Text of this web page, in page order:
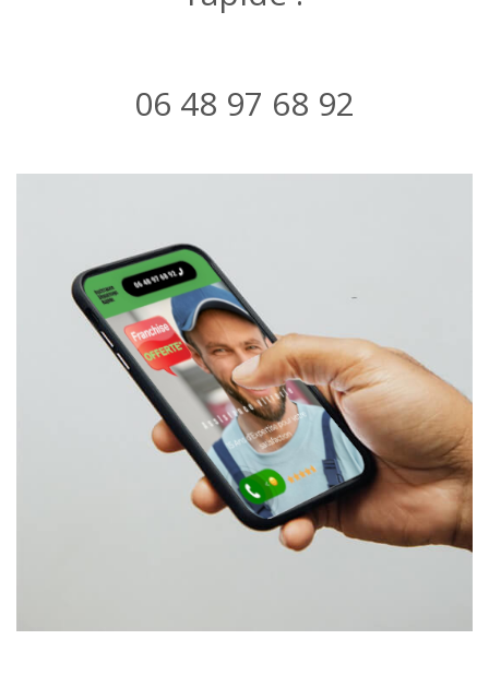
06 48 97 68 92